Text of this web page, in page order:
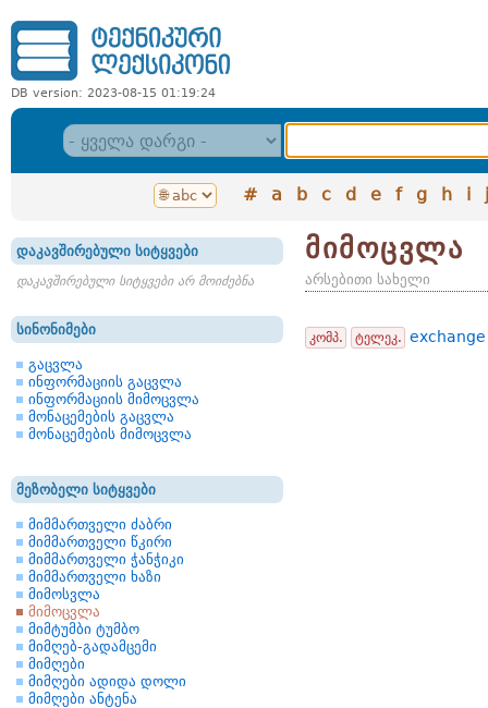
DB version: 2023-08-15 01:19:24
# a b c d e f g h i j
დაკავშირებული სიტყვები
დაკავშირებული სიტყვები არ მოიძებნა
სინონიმები
გაცვლა
ინფორმაციის გაცვლა
ინფორმაციის მიმოცვლა
მონაცემების გაცვლა
მონაცემების მიმოცვლა
მეზობელი სიტყვები
მიმმართველი ძაბრი
მიმმართველი წკირი
მიმმართველი ჭანჭიკი
მიმმართველი ხაზი
მიმოსვლა
მიმოცვლა
მიმტუმბი ტუმბო
მიმღებ-გადამცემი
მიმღები
მიმღები ადიდა დოლი
მიმღები ანტენა
მიმოცვლა
არსებითი სახელი
კომპ. ტელეკ. exchange